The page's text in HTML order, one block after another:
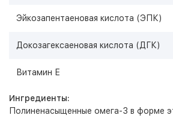
Эйкозапентаеновая кислота (ЭПК)
Докозагексаеновая кислота (ДГК)
Витамин Е
Ингредиенты:
Полиненасыщенные омега-3 в форме